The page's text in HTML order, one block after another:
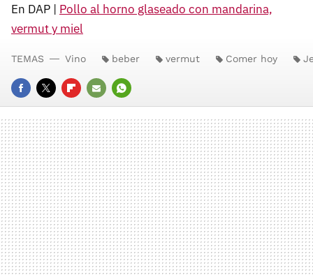
En DAP | Pollo al horno glaseado con mandarina,
vermut y miel
FACEBOOK
TWITTERFLIPBOARD
E-
MAIL
WHATSAPP
TEMAS Vino beber vermut Comer hoy